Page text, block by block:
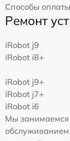
Способы оплаты
Ремонт
iRobot j9
iRobot i8+
iRobot j9+
iRobot j7+
iRobot i6
Мы занимаемся
обслуживанием